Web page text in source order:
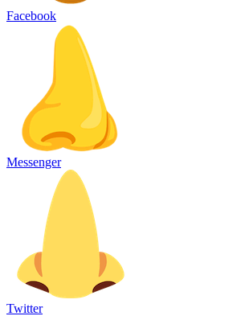
Facebook
Messenger
Twitter